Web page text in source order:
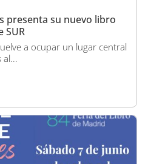
presenta su nuevo libro
SUR
a ocupar un lugar central
al...